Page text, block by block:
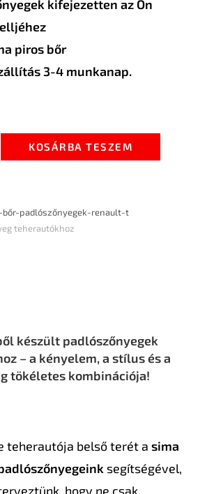
kifejezetten az Ön
piros bőr
3-4 munkanap.
KOSÁRBA TESZEM
padlószőnyegek-renault-t
teherautókhoz
készült padlószőnyegek
– a kényelem, a stílus és a
tökéletes kombinációja!
teherautója belső terét asima
segítségével,
hogy ne csak